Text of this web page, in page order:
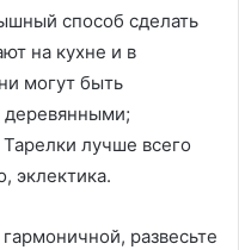
способ сделать
на кухне и в
могут быть
лучше всего
эклектика.
развесьте